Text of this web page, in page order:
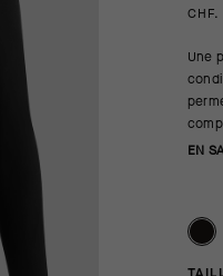
Une
EN